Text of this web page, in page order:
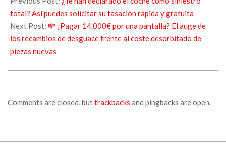
total? Así puedes solicitar su tasación rápida y gratuita
Next Post: 💸 ¿Pagar 14.000€ por una pantalla? El auge de
los recambios de desguace frente al coste desorbitado de
piezas nuevas
Comments are closed, buttrackbacks and pingbacks are open.